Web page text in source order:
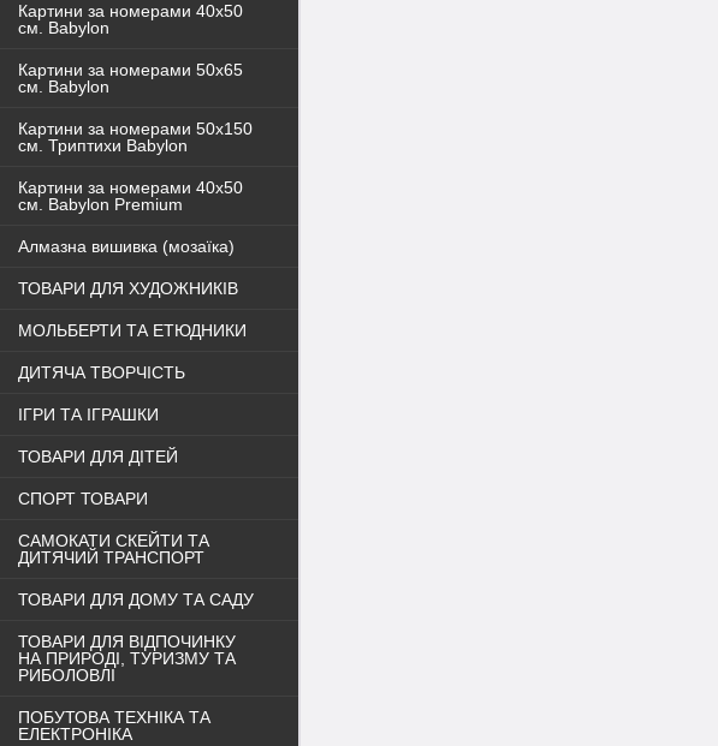
Картини за номерами 40х50
см. Babylon
Картини за номерами 50х65
см. Babylon
Картини за номерами 50х150
см. Триптихи Babylon
Картини за номерами 40х50
см. Babylon Premium
Алмазна вишивка (мозаїка)
ТОВАРИ ДЛЯ ХУДОЖНИКІВ
МОЛЬБЕРТИ ТА ЕТЮДНИКИ
ДИТЯЧА ТВОРЧІСТЬ
ІГРИ ТА ІГРАШКИ
ТОВАРИ ДЛЯ ДІТЕЙ
СПОРТ ТОВАРИ
САМОКАТИ СКЕЙТИ ТА
ДИТЯЧИЙ ТРАНСПОРТ
ТОВАРИ ДЛЯ ДОМУ ТА САДУ
ТОВАРИ ДЛЯ ВІДПОЧИНКУ
НА ПРИРОДІ, ТУРИЗМУ ТА
РИБОЛОВЛІ
ПОБУТОВА ТЕХНІКА ТА
ЕЛЕКТРОНІКА